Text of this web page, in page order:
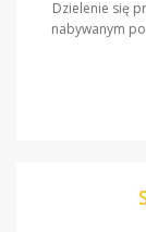
Dzielenie się
nabywanym